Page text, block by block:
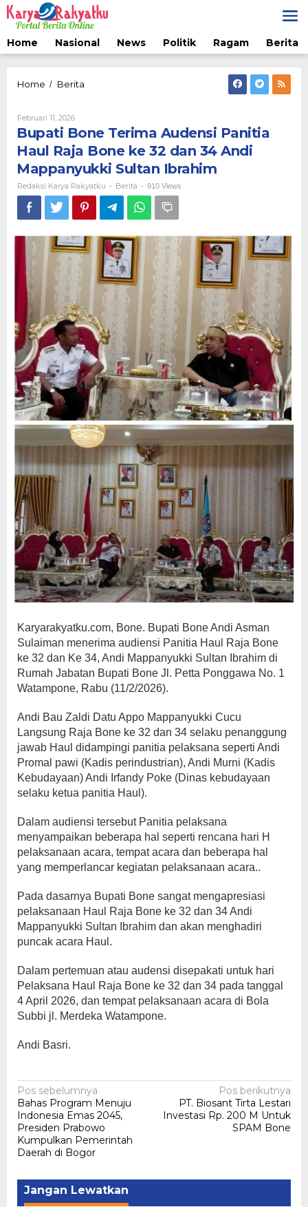
Lewati
ke
konten
Home
Nasional News Politik Ragam Berita
Home / Berita
Panitia
Haul
Raja
Bone
ke
32
dan
34
Mappanyukki
Sultan
Ibrahim
Februari 11, 2026Oleh
Redaksi
Karya
Rakyatku
Bupati Bone Terima Audensi Panitia
Haul Raja Bone ke 32 dan 34 Andi
Mappanyukki Sultan Ibrahim
Redaksi Karya Rakyatku - Berita - 910 Views
Karyarakyatku.com, Bone. Bupati Bone Andi Asman
Sulaiman menerima audiensi Panitia Haul Raja Bone
ke 32 dan Ke 34, Andi Mappanyukki Sultan Ibrahim di
Rumah Jabatan Bupati Bone Jl. Petta Ponggawa No. 1
Watampone, Rabu (11/2/2026).
Andi Bau Zaldi Datu Appo Mappanyukki Cucu
Langsung Raja Bone ke 32 dan 34 selaku penanggung
jawab Haul didampingi panitia pelaksana seperti Andi
Promal pawi (Kadis perindustrian), Andi Murni (Kadis
Kebudayaan) Andi Irfandy Poke (Dinas kebudayaan
selaku ketua panitia Haul).
Dalam audiensi tersebut Panitia pelaksana
menyampaikan beberapa hal seperti rencana hari H
pelaksanaan acara, tempat acara dan beberapa hal
yang memperlancar kegiatan pelaksanaan acara..
Pada dasarnya Bupati Bone sangat mengapresiasi
pelaksanaan Haul Raja Bone ke 32 dan 34 Andi
Mappanyukki Sultan Ibrahim dan akan menghadiri
puncak acara Haul.
Dalam pertemuan atau audensi disepakati untuk hari
Pelaksana Haul Raja Bone ke 32 dan 34 pada tanggal
4 April 2026, dan tempat pelaksanaan acara di Bola
Subbi jl. Merdeka Watampone.
Andi Basri.
Navigasi
pos
Pos sebelumnya
Bahas Program Menuju
Indonesia Emas 2045,
Presiden Prabowo
Kumpulkan Pemerintah
Daerah di Bogor
Pos berikutnya
PT. Biosant Tirta Lestari
Investasi Rp. 200 M Untuk
SPAM Bone
Jangan Lewatkan